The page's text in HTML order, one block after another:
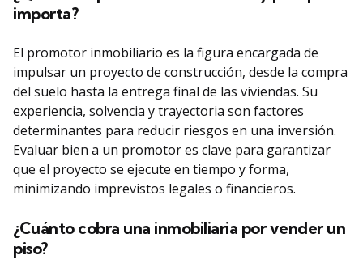
importa?
El promotor inmobiliario es la figura encargada de
impulsar un proyecto de construcción, desde la compra
del suelo hasta la entrega final de las viviendas. Su
experiencia, solvencia y trayectoria son factores
determinantes para reducir riesgos en una inversión.
Evaluar bien a un promotor es clave para garantizar
que el proyecto se ejecute en tiempo y forma,
minimizando imprevistos legales o financieros.
¿Cuánto cobra una inmobiliaria por vender un
piso?